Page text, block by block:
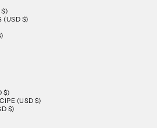
$)
(USD $)
$)
(USD $)
$)